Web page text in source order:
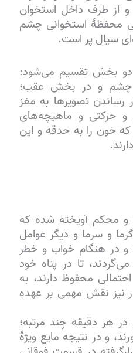
از طرف داخل استخوان
محفظهٔ استخوانی چشم
سیال پر است.
دو بخش تقسیم می‌شود:
چشم و در بخش عقب؛
رساندن تصویرها به مغز
حرکتی و ماهیچه‌های
خون را به حدقه و این
محکم آویخته شده که
و سرما و دیگر عوامل
و در هنگام خواب و خطر
تا در پناه خود
محفوظ دارند، به
نیز نقش مهمی بر عهده
هر دقیقه چند مرتبه؛
و در نتیجه مایع ویژهٔ